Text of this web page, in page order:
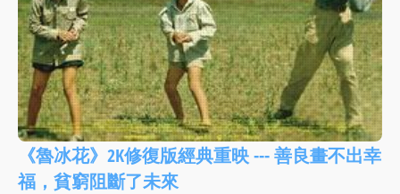
《魯冰花》2K修復版經典重映 --- 善良畫不出幸
福，貧窮阻斷了未來